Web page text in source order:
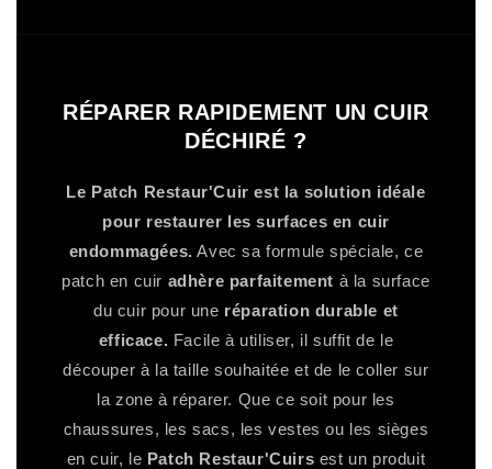
RÉPARER RAPIDEMENT UN CUIR
DÉCHIRÉ ?
Le Patch Restaur'Cuir est la solution idéale
pour restaurer les surfaces en cuir
endommagées. Avec sa formule spéciale, ce
patch en cuir adhère parfaitement à la surface
du cuir pour une réparation durable et
efficace. Facile à utiliser, il suffit de le
découper à la taille souhaitée et de le coller sur
la zone à réparer. Que ce soit pour les
chaussures, les sacs, les vestes ou les sièges
en cuir, le Patch Restaur'Cuirs est un produit